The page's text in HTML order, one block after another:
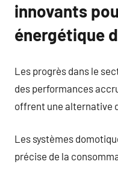
innovants
énergétique
Les progrès dans le
des performances
offrent une alternative
Les systèmes
précise de la